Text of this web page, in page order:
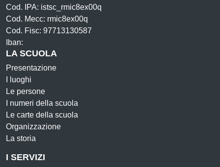
Cod. IPA: istsc_rmic8ex00q
Cod. Mecc: rmic8ex00q
Cod. Fisc: 97713130587
Iban:
LA SCUOLA
Presentazione
I luoghi
Le persone
I numeri della scuola
Le carte della scuola
Organizzazione
La storia
I SERVIZI